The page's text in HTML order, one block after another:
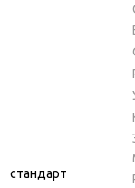
стандарт